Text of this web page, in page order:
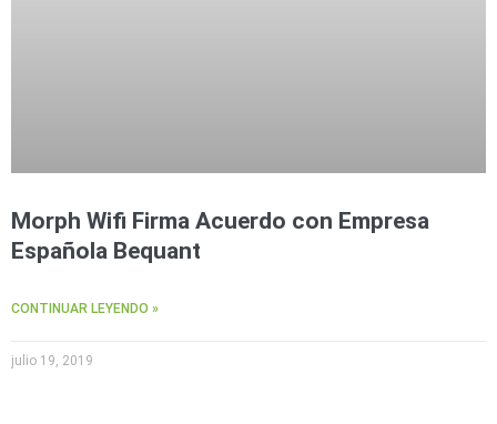
Morph Wifi Firma Acuerdo con Empresa
Española Bequant
CONTINUAR LEYENDO »
julio 19, 2019